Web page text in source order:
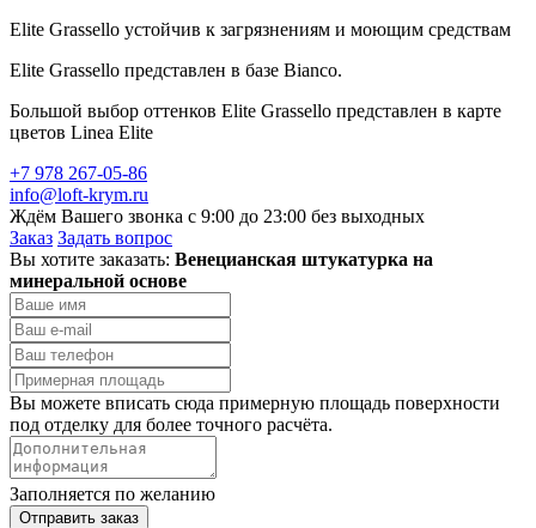
Elite Grassello устойчив к загрязнениям и моющим средствам
Elite Grassello представлен в базе Bianco.
Большой выбор оттенков Elite Grassello представлен в карте
цветов Linea Elite
+7 978 267-05-86
info@loft-krym.ru
Ждём Вашего звонка с 9:00 до 23:00 без выходных
Заказ Задать вопрос
Вы хотите заказать: Венецианская штукатурка на
минеральной основе
Вы можете вписать сюда примерную площадь поверхности
под отделку для более точного расчёта.
Заполняется по желанию
Отправить заказ